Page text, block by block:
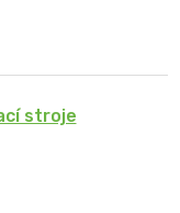
stroje